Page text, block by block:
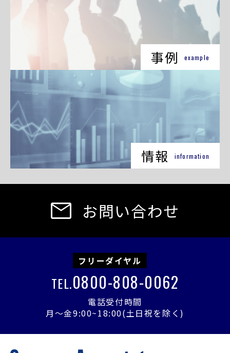
事例 example
情報 information
お問い合わせ
フリーダイヤル
TEL.0800-808-0062
電話受付時間
月〜金9:00~18:00(土日祝を除く)